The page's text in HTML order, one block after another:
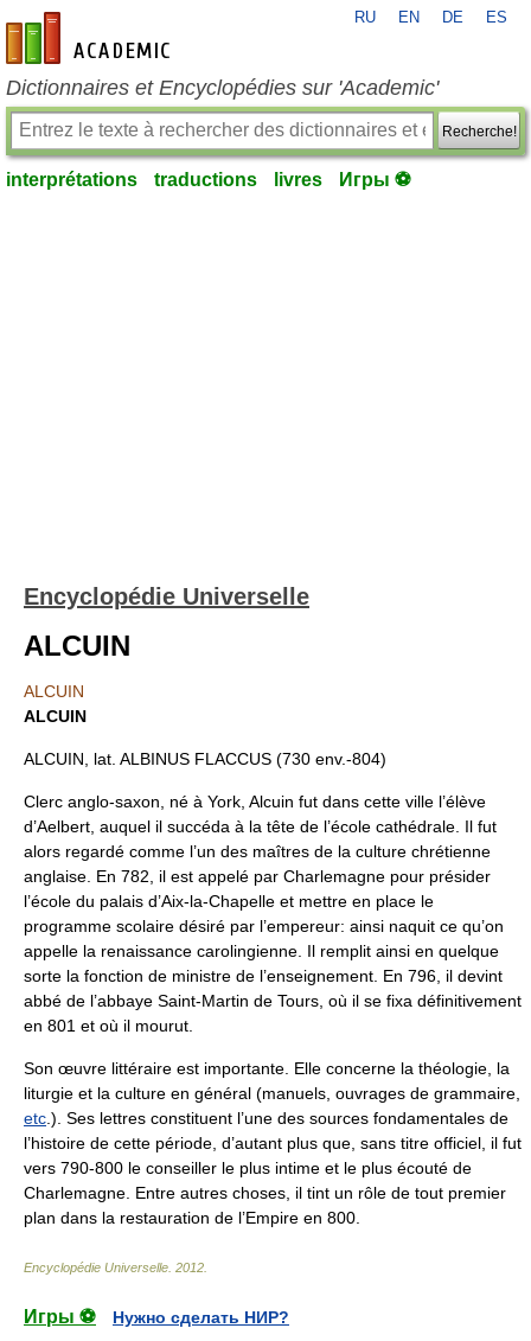
fr-academic.com
RU EN DE ES
Dictionnaires et Encyclopédies sur 'Academic'
Recherche!
interprétations traductions livres Игры ⚽
Encyclopédie Universelle
ALCUIN
ALCUIN
ALCUIN
ALCUIN, lat. ALBINUS FLACCUS (730 env.-804)
Clerc anglo-saxon, né à York, Alcuin fut dans cette ville l’élève
d’Aelbert, auquel il succéda à la tête de l’école cathédrale. Il fut
alors regardé comme l’un des maîtres de la culture chrétienne
anglaise. En 782, il est appelé par Charlemagne pour présider
l’école du palais d’Aix-la-Chapelle et mettre en place le
programme scolaire désiré par l’empereur: ainsi naquit ce qu’on
appelle la renaissance carolingienne. Il remplit ainsi en quelque
sorte la fonction de ministre de l’enseignement. En 796, il devint
abbé de l’abbaye Saint-Martin de Tours, où il se fixa définitivement
en 801 et où il mourut.
Son œuvre littéraire est importante. Elle concerne la théologie, la
liturgie et la culture en général (manuels, ouvrages de grammaire,
etc .). Ses lettres constituent l’une des sources fondamentales de
l’histoire de cette période, d’autant plus que, sans titre officiel, il fut
vers 790-800 le conseiller le plus intime et le plus écouté de
Charlemagne. Entre autres choses, il tint un rôle de tout premier
plan dans la restauration de l’Empire en 800.
Encyclopédie Universelle 2012
Игры ⚽
Нужно сделать НИР?